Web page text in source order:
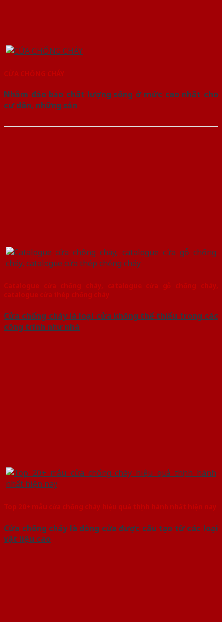
CỬA CHỐNG CHÁY
Nhằm đảo bảo chất lượng sống ở mức cao nhất cho
cư dân, những sản
Catalogue cửa chống cháy, catalogue cửa gỗ chống cháy,
catalogue cửa thép chống cháy
Cửa chống cháy là loại cửa không thể thiếu trong các
công trình như nhà
Top 20+ mẫu cửa chống cháy hiệu quả thịnh hành nhất hiện nay
Cửa chống cháy là dòng cửa được cấu tạo từ các loại
vật liệu cao